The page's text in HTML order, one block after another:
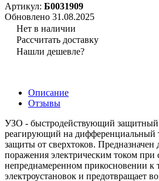
Артикул: Б0031909
Обновлено 31.08.2025
Нет в наличии
Рассчитать доставку
Нашли дешевле?
Описание
Отзывы
УЗО - быстродействующий защитный
реагирующий на дифференциальный
защиты от сверхтоков. Предназначен
поражения электрическим током при
непреднамеренном прикосновении к
электроустановок и предотвращает